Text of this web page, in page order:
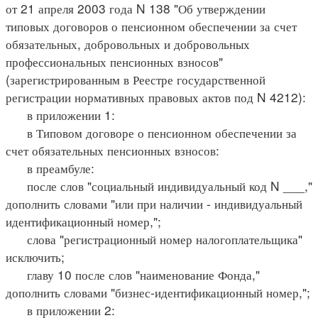
от 21 апреля 2003 года N 138 "Об утверждении
типовых договоров о пенсионном обеспечении за счет
обязательных, добровольных и добровольных
профессиональных пенсионных взносов"
(зарегистрированным в Реестре государственной
регистрации нормативных правовых актов под N 4212):
в приложении 1:
в Типовом договоре о пенсионном обеспечении за
счет обязательных пенсионных взносов:
в преамбуле:
после слов "социальный индивидуальный код N ___,"
дополнить словами "или при наличии - индивидуальный
идентификационный номер,";
слова "регистрационный номер налогоплательщика"
исключить;
главу 10 после слов "наименование Фонда,"
дополнить словами "бизнес-идентификационный номер,";
в приложении 2: